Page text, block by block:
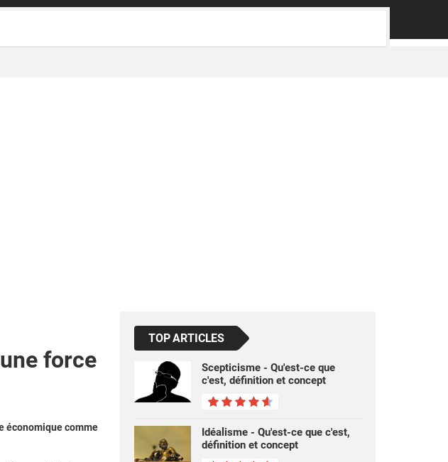
force
économique comme
TOP ARTICLES
Scepticisme - Qu'est-ce que
c'est, définition et concept
Idéalisme - Qu'est-ce que c'est,
définition et concept